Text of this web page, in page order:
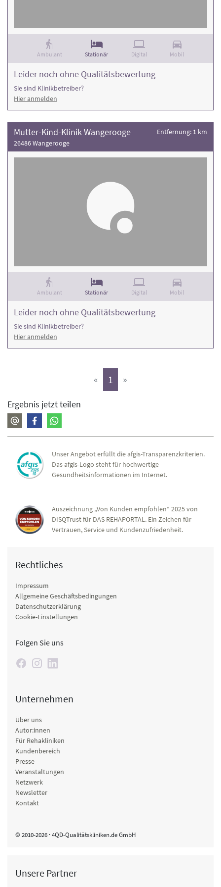
Ambulant Stationär Digital Mobil
Leider noch ohne Qualitätsbewertung
Sie sind Klinikbetreiber?
Hier anmelden
Mutter-Kind-Klinik Wangerooge
26486 Wangerooge
Entfernung: 1 km
Ambulant Stationär Digital Mobil
Leider noch ohne Qualitätsbewertung
Sie sind Klinikbetreiber?
Hier anmelden
« 1 (aktiv)
»
Ergebnis jetzt teilen
Unser Angebot erfüllt die afgis-Transparenzkriterien.
Das afgis-Logo steht für hochwertige
Gesundheitsinformationen im Internet.
Auszeichnung „Von Kunden empfohlen“ 2025 von
DISQTrust für DAS REHAPORTAL. Ein Zeichen für
Vertrauen, Service und Kundenzufriedenheit.
Rechtliches
Impressum
Allgemeine Geschäftsbedingungen
Datenschutzerklärung
Cookie-Einstellungen
Folgen Sie uns
Unternehmen
Über uns
Autor:innen
Für Rehakliniken
Kundenbereich
Presse
Veranstaltungen
Netzwerk
Newsletter
Kontakt
© 2010-2026 · 4QD-Qualitätskliniken.de GmbH
Unsere Partner